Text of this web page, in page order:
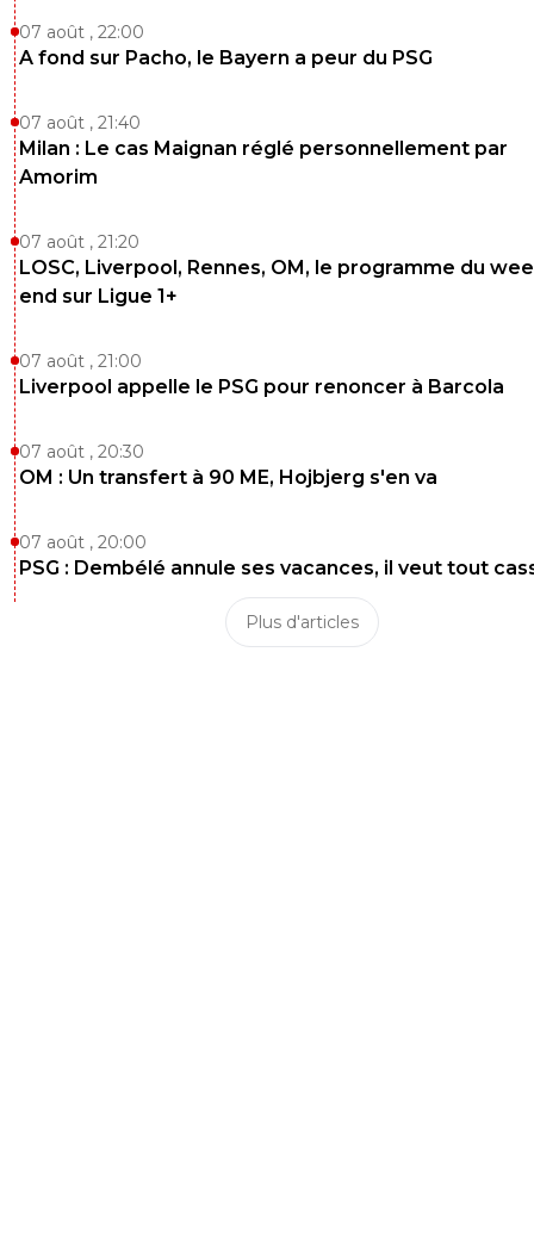
07 août , 22:00
A fond sur Pacho, le Bayern a peur du PSG
07 août , 21:40
Milan : Le cas Maignan réglé personnellement par
Amorim
07 août , 21:20
LOSC, Liverpool, Rennes, OM, le programme du
end sur Ligue 1+
07 août , 21:00
Liverpool appelle le PSG pour renoncer à Barcola
07 août , 20:30
OM : Un transfert à 90 ME, Hojbjerg s'en va
07 août , 20:00
PSG : Dembélé annule ses vacances, il veut tout
Plus d'articles